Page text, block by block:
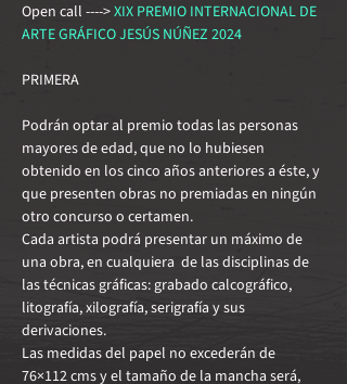
Open call ----> XIX PREMIO INTERNACIONAL DE
ARTE GRÁFICO JESÚS NÚÑEZ 2024
Podrán optar al premio todas las personas
mayores de edad, que no lo hubiesen
obtenido en los cinco años anteriores a éste, y
que presenten obras no premiadas en ningún
otro concurso o certamen.
Cada artista podrá presentar un máximo de
una obra, en cualquiera  de las disciplinas de
las técnicas gráficas: grabado calcográfico,
litografía, xilografía, serigrafía y sus
derivaciones.
Las medidas del papel no excederán de
76×112 cms y el tamaño de la mancha será,